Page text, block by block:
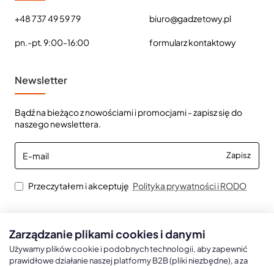
+48 737 49 59 79
pn.-pt. 9:00-16:00
biuro@gadzetowy.pl
formularz kontaktowy
Newsletter
Bądź na bieżąco z nowościami i promocjami - zapisz się do
naszego newslettera.
E-
mail
Zapisz
Przeczytałem i akceptuję Polityka prywatności i RODO
Kalendarze książkowe Kalendarze Ścienne
Zarządzanie plikami cookies i danymi
Używamy plików cookie i podobnych technologii, aby zapewnić
prawidłowe działanie naszej platformy B2B (pliki niezbędne), a za